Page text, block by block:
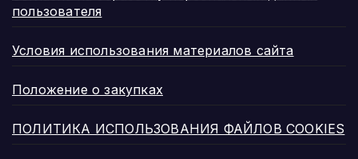
пользователя
Условия использования материалов сайта
Положение о закупках
ПОЛИТИКА ИСПОЛЬЗОВАНИЯ ФАЙЛОВ COOKIES